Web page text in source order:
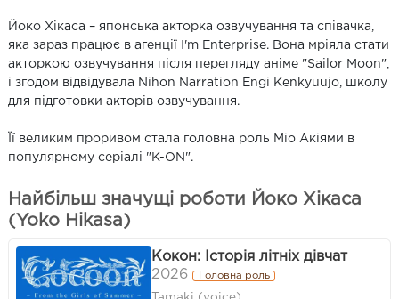
Йоко Хікаса – японська акторка озвучування та співачка,
яка зараз працює в агенції I'm Enterprise. Вона мріяла стати
акторкою озвучування після перегляду аніме "Sailor Moon",
і згодом відвідувала Nihon Narration Engi Kenkyuujo, школу
для підготовки акторів озвучування.
Її великим проривом стала головна роль Міо Акіями в
популярному серіалі "K-ON".
Найбільш значущі роботи Йоко Хікаса
(Yoko Hikasa)
Кокон: Історія літніх дівчат
2026
Головна роль